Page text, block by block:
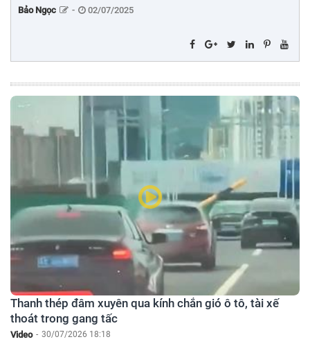
Bảo Ngọc - 02/07/2025
Thanh thép đâm xuyên qua kính chắn gió ô tô, tài xế
thoát trong gang tấc
Video - 30/07/2026 18:18